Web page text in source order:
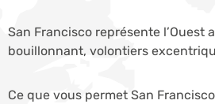
San Francisco représente l’Ouest
bouillonnant, volontiers
Ce que vous permet San